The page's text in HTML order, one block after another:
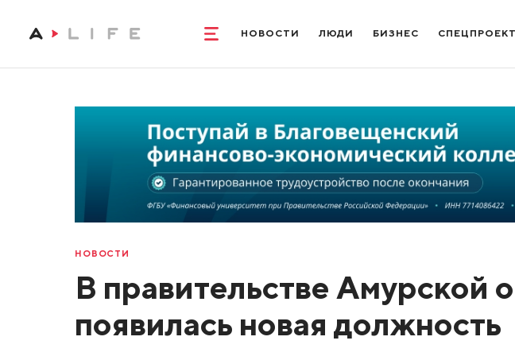
НОВОСТИ ЛЮДИ БИЗНЕС СПЕЦПРОЕКТ
НОВОСТИ
В правительстве Амурской
появилась новая должность